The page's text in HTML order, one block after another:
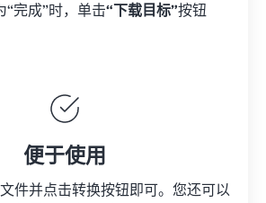
“完成”时，单击“下载目标”按钮
便于使用
件并点击转换按钮即可。您还可以